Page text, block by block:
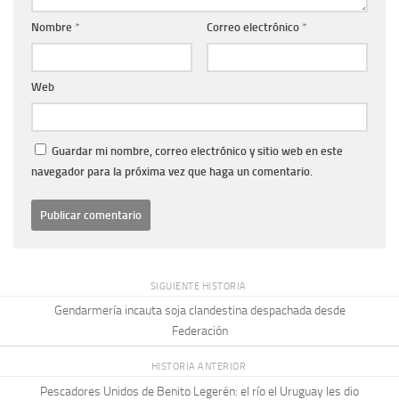
Nombre * Correo electrónico *
Web
Guardar mi nombre, correo electrónico y sitio web en este
navegador para la próxima vez que haga un comentario.
SIGUIENTE HISTORIA
Gendarmería incauta soja clandestina despachada desde
Federación
HISTORIA ANTERIOR
Pescadores Unidos de Benito Legerén: el río el Uruguay les dio